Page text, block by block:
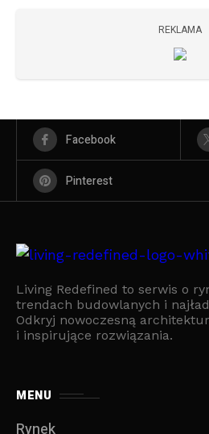
REKLAMA
Facebook
Pinterest
Living Redefined to serwis o
trendach budowlanych i
Odkryj nowoczesną
i inspirujące rozwiązania.
MENU
Rynek